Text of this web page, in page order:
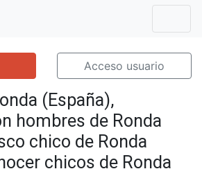
Acceso usuario
(España),
hombres de Ronda
chico de Ronda
chicos de Ronda